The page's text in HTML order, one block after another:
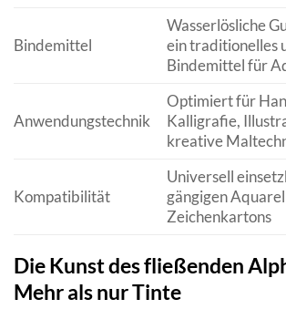
Bindemittel
Wasserlösliche
ein traditionelles
Bindemittel für
Anwendungstechnik
Optimiert für
Kalligrafie,
kreative
Kompatibilität
Universell
gängigen
Zeichenkartons
Die Kunst des fließenden
Mehr als nur Tinte